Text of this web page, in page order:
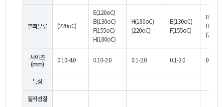
열적분류 (220oC)
E(120oC)
B(130oC)
F(155oC)
H(180oC)
H(180oC)
(220oC)
B(130oC)
F(155oC)
사이즈
(mm)
0.10-4.0 0.10-2.0 0.1-2.0 0.1-2.0 0.1-2.0
특성
열적성질